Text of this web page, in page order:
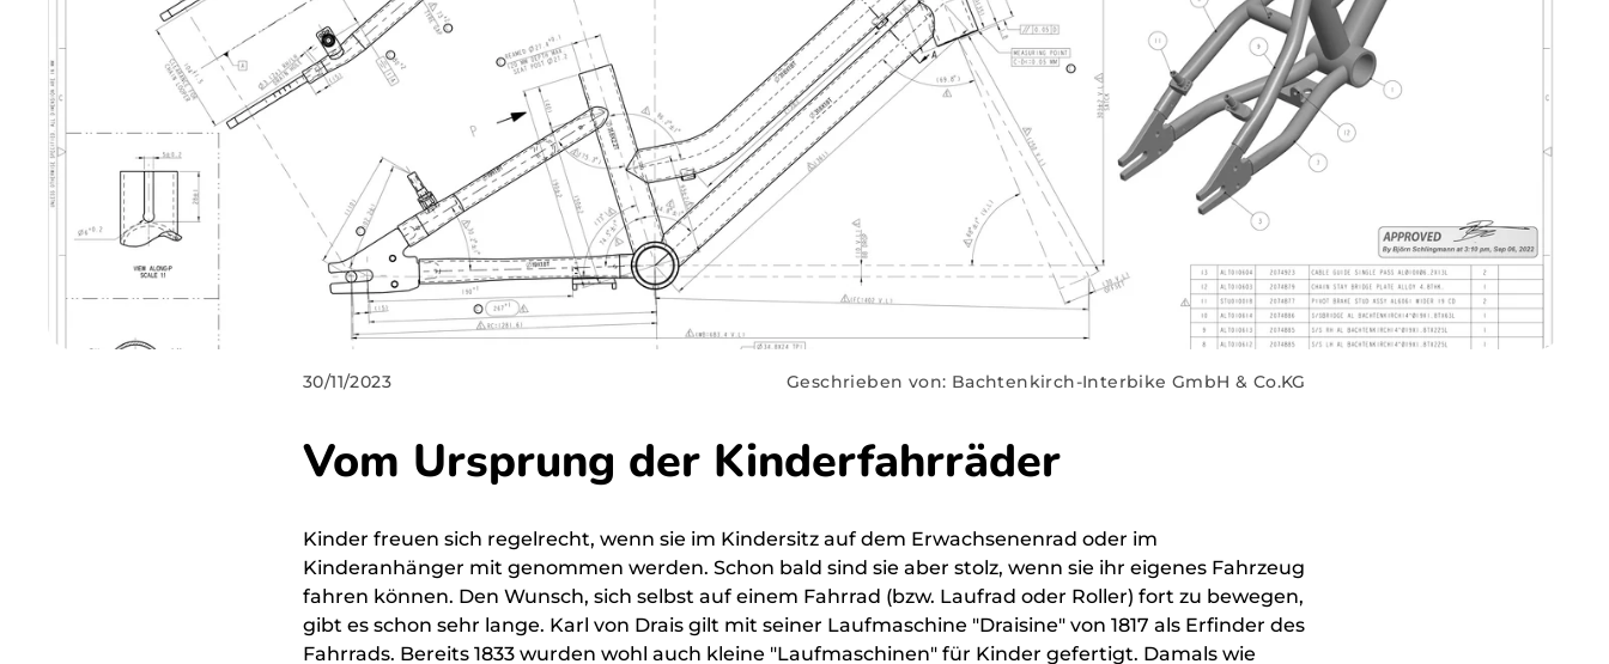
und komfortabel
Sales & B-
Angebote –
reduzierte
Preise für
clevere Käufer.
FAQ
auf die
30/11/2023 Geschrieben von: Bachtenkirch-Interbike GmbH & Co.KG
Vom Ursprung der Kinderfahrräder
Kinder freuen sich regelrecht, wenn sie im Kindersitz auf dem Erwachsenenrad oder im
Kinderanhänger mit genommen werden. Schon bald sind sie aber stolz, wenn sie ihr eigenes Fahrzeug
fahren können. Den Wunsch, sich selbst auf einem Fahrrad (bzw. Laufrad oder Roller) fort zu bewegen,
gibt es schon sehr lange. Karl von Drais gilt mit seiner Laufmaschine "Draisine" von 1817 als Erfinder des
Fahrrads. Bereits 1833 wurden wohl auch kleine "Laufmaschinen" für Kinder gefertigt. Damals wie